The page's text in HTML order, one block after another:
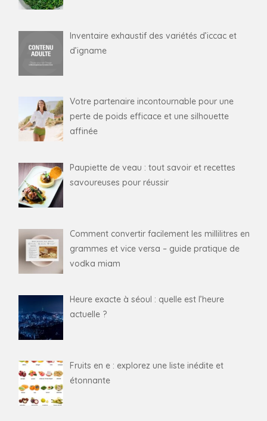
Inventaire exhaustif des variétés d’iccac et
d’igname
Votre partenaire incontournable pour une
perte de poids efficace et une silhouette
affinée
Paupiette de veau : tout savoir et recettes
savoureuses pour réussir
Comment convertir facilement les millilitres en
grammes et vice versa – guide pratique de
vodka miam
Heure exacte à séoul : quelle est l’heure
actuelle ?
Fruits en e : explorez une liste inédite et
étonnante